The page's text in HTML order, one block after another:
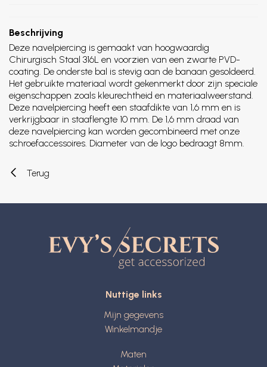
Beschrijving
Deze navelpiercing is gemaakt van hoogwaardig
Chirurgisch Staal 316L en voorzien van een zwarte PVD-
coating. De onderste bal is stevig aan de banaan gesoldeerd.
Het gebruikte materiaal wordt gekenmerkt door zijn speciale
eigenschappen zoals kleurechtheid en materiaalweerstand.
Deze navelpiercing heeft een staafdikte van 1,6 mm en is
verkrijgbaar in staaflengte 10 mm. De 1,6 mm draad van
deze navelpiercing kan worden gecombineerd met onze
schroefaccessoires. Diameter van de logo bedraagt 8mm.
Terug
Nuttige links
Mijn gegevens
Winkelmandje
Maten